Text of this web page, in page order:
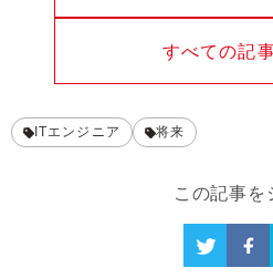
すべての記
ITエンジニア 将来
この記事を